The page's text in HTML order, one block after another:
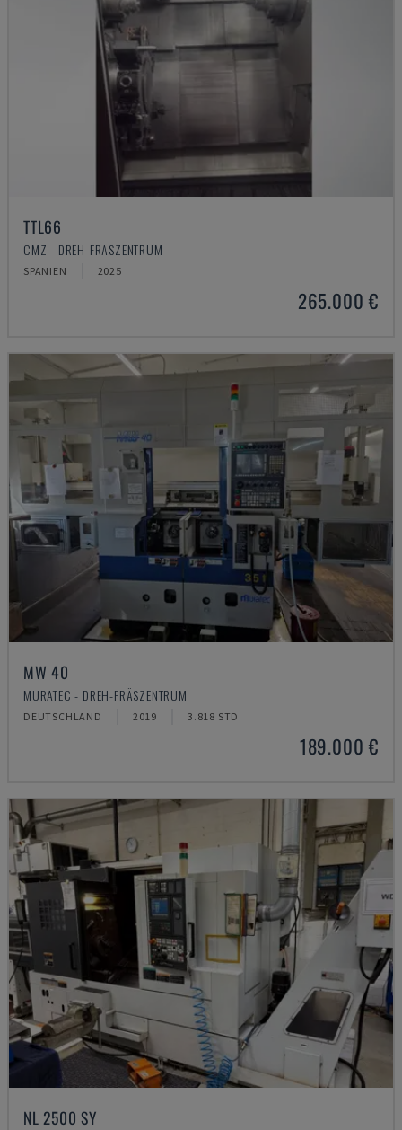
TTL66
CMZ - DREH-FRÄSZENTRUM
SPANIEN 2025
265.000 €
MW 40
MURATEC - DREH-FRÄSZENTRUM
DEUTSCHLAND 2019 3.818 STD
189.000 €
NL 2500 SY